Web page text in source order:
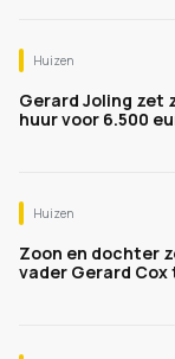
Huizen
Gerard Joling zet
huur voor 6.500
Huizen
Zoon en dochter
vader Gerard